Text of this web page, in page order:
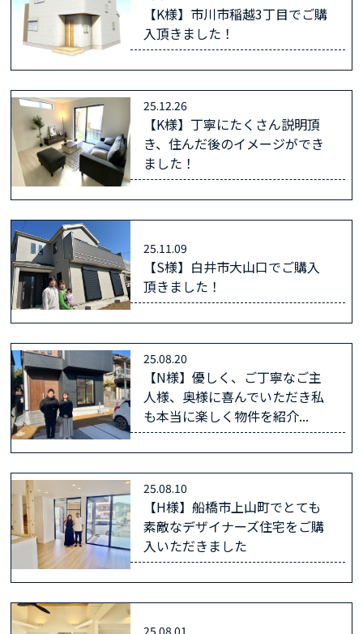
【K様】市川市稲越3丁目でご購
入頂きました！
25.12.26
【K様】丁寧にたくさん説明頂
き、住んだ後のイメージができ
ました！
25.11.09
【S様】白井市大山口でご購入
頂きました！
25.08.20
【N様】優しく、ご丁寧なご主
人様、奥様に喜んでいただき私
も本当に楽しく物件を紹介...
25.08.10
【H様】船橋市上山町でとても
素敵なデザイナーズ住宅をご購
入いただきました